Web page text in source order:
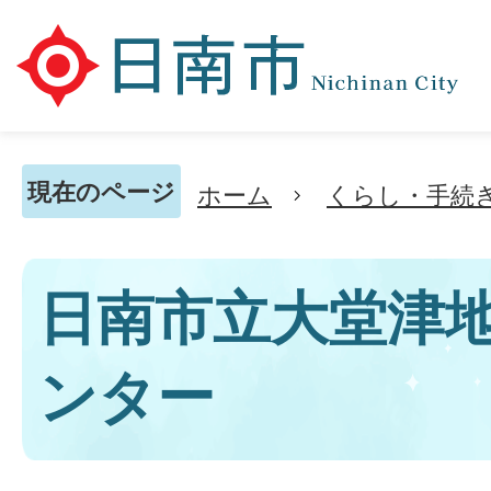
現在のページ ホーム くらし・手続
日南市立大堂津
ンター